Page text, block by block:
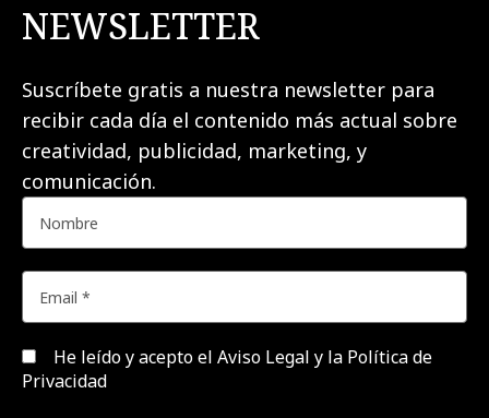
NEWSLETTER
Suscríbete gratis a nuestra newsletter para
recibir cada día el contenido más actual sobre
creatividad, publicidad, marketing, y
comunicación.
He leído y acepto el Aviso Legal y la Política de
Privacidad